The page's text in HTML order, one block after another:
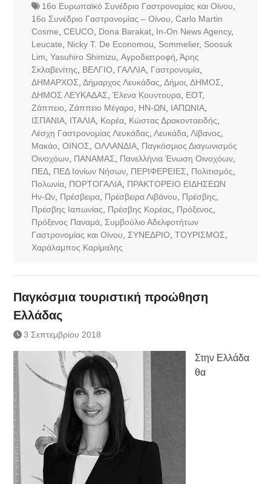
16ο Ευρωπαϊκό Συνέδριο Γαστρονομίας και Οίνου
16ο Συνέδριο Γαστρονομίας – Οίνου Carlo Martin
Cosme CEUCO Dona Barakat, In-On News Agency,
Leucate
Nicky T. De Economou Sommelier, Soosuk
Lim Yasuhiro Shimizu Αγροδιατροφή Άρης
Σκλαβενίτης
ΒΕΛΓΙΟ ΓΑΛΛΙΑ, Γαστρονομία,
ΔΗΜΑΡΧΟΣ Δήμαρχος Λευκάδας Δήμοι, ΔΗΜΟΣ
ΔΗΜΟΣ ΛΕΥΚΑΔΑΣ Έλενα Κουντουρα, ΕΟΤ,
Ζάππειο Ζάππειο Μέγαρο ΗΝ-ΩΝ ΙΑΠΩΝΙΑ,
ΙΣΠΑΝΙΑ, ΙΤΑΛΙΑ, Κορέα, Κώστας Δρακονταειδής
Λέσχη Γαστρονομίας Λευκάδας Λευκάδα, Λίβανος
Μακάο ΟΙΝΟΣ ΟΛΛΑΝΔΙΑ, Παγκόσμιος Διαγωνισμός
Οινοχόων, ΠΑΝΑΜΑΣ Πανελλήνια Ένωση Οινοχόων,
ΠΕΔ, ΠΕΔ Ιονίων Νήσων, ΠΕΡΙΦΕΡΕΙΕΣ Πολιτισμός
Πολωνία, ΠΟΡΤΟΓΑΛΙΑ, ΠΡΑΚΤΟΡΕΙΟ ΕΙΔΗΣΕΩΝ
Ην-Ων, Πρέσβειρα, Πρέσβειρα Λιβάνου Πρέσβης
Πρέσβης Ιαπωνίας
Πρέσβης Κορέας Πρόξενος
Πρόξενος Παναμά, Συμβούλιο Αδελφοτήτων
Γαστρονομίας και Οίνου
ΣΥΝΕΔΡΙΟ ΤΟΥΡΙΣΜΟΣ
Χαράλαμπος Καρίμαλης
Παγκόσμια τουριστική προώθηση
Ελλάδας
3 Σεπτεμβρίου 2018
Στην Ελλάδα
θα